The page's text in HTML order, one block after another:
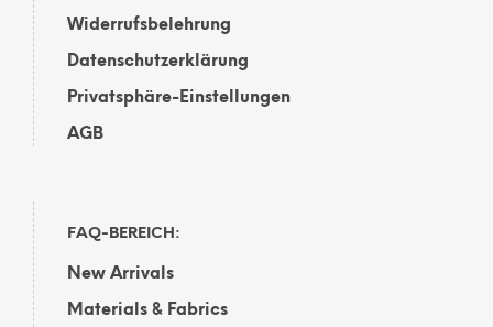
Widerrufsbelehrung
Datenschutzerklärung
Privatsphäre-Einstellungen
AGB
FAQ-BEREICH:
New Arrivals
Materials & Fabrics